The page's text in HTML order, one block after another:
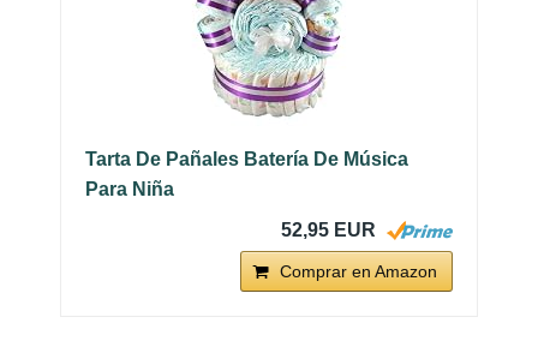
Tarta De Pañales Batería De Música
Para Niña
52,95 EUR
Comprar en Amazon